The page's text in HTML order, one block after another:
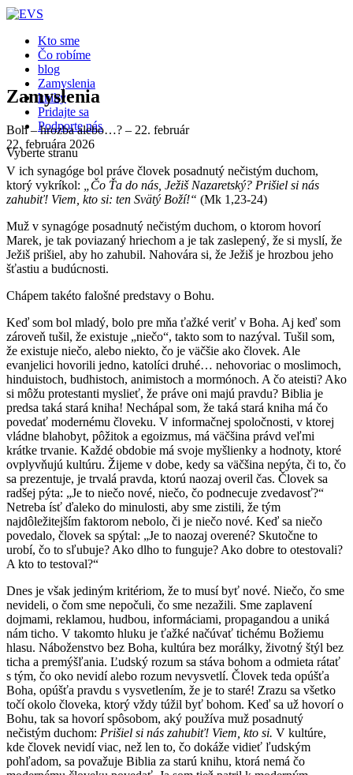
Kto sme
Čo robíme
blog
Zamyslenia
knihy
Pridajte sa
Podporte nás
Vyberte stranu
Zamyslenia
Boh – hrozba alebo…? – 22. február
22. februára 2026
V ich synagóge bol práve človek posadnutý nečistým duchom,
ktorý vykríkol:
„Čo Ťa do nás, Ježiš Nazaretský? Prišiel si nás
zahubiť! Viem, kto si: ten Svätý Boží!“ (Mk 1,23-24)
Muž v synagóge posadnutý nečistým duchom, o ktorom hovorí
Marek, je tak poviazaný hriechom a je tak zaslepený, že si myslí, že
Ježiš prišiel, aby ho zahubil. Nahovára si, že Ježiš je hrozbou jeho
šťastiu a budúcnosti.
Chápem takéto falošné predstavy o Bohu.
Keď som bol mladý, bolo pre mňa ťažké veriť v Boha. Aj keď som
zároveň tušil, že existuje „niečo“, takto som to nazýval. Tušil som,
že existuje niečo, alebo niekto, čo je väčšie ako človek. Ale
evanjelici hovorili jedno, katolíci druhé… nehovoriac o moslimoch,
hinduistoch, budhistoch, animistoch a mormónoch. A čo ateisti? Ako
si môžu protestanti myslieť, že práve oni majú pravdu? Biblia je
predsa taká stará kniha! Nechápal som, že taká stará kniha má čo
povedať modernému človeku. V informačnej spoločnosti, v ktorej
vládne blahobyt, pôžitok a egoizmus, má väčšina právd veľmi
krátke trvanie. Každé obdobie má svoje myšlienky a hodnoty, ktoré
ovplyvňujú kultúru. Žijeme v dobe, kedy sa väčšina nepýta, či to, čo
sa prezentuje, je trvalá pravda, ktorú naozaj overil čas. Človek sa
radšej pýta: „Je to niečo nové, niečo, čo podnecuje zvedavosť?“
Netreba ísť ďaleko do minulosti, aby sme zistili, že tým
najdôležitejším faktorom nebolo, či je niečo nové. Keď sa niečo
povedalo, človek sa spýtal: „Je to naozaj overené? Skutočne to
urobí, čo to sľubuje? Ako dlho to funguje? Ako dobre to otestovali?
A kto to testoval?“
Dnes je však jediným kritériom, že to musí byť nové. Niečo, čo sme
nevideli, o čom sme nepočuli, čo sme nezažili. Sme zaplavení
dojmami, reklamou, hudbou, informáciami, propagandou a uniká
nám ticho. V takomto hluku je ťažké načúvať tichému Božiemu
hlasu. Náboženstvo bez Boha, kultúra bez morálky, životný štýl bez
ticha a premýšľania. Ľudský rozum sa stáva bohom a odmieta rátať
s tým, čo oko nevidí alebo rozum nevysvetlí. Človek teda opúšťa
Boha, opúšťa pravdu s vysvetlením, že je to staré! Zrazu sa všetko
točí okolo človeka, ktorý vždy túžil byť bohom. Keď sa už hovorí o
Bohu, tak sa hovorí spôsobom, aký používa muž posadnutý
nečistým duchom: Prišiel si nás zahubiť! Viem, kto si. V kultúre,
kde človek nevidí viac, než len to, čo dokáže vidieť ľudským
pohľadom, sa považuje Biblia za starú knihu, ktorá nemá čo